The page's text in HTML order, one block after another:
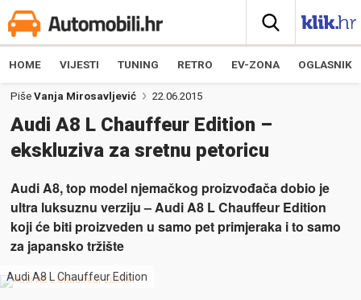
HOME VIJESTI TUNING RETRO EV-ZONA OGLASNIK
Piše Vanja Mirosavljević 22.06.2015
Audi A8 L Chauffeur Edition –
ekskluziva za sretnu petoricu
Audi A8, top model njemačkog proizvođača dobio je
ultra luksuznu verziju – Audi A8 L Chauffeur Edition
koji će biti proizveden u samo pet primjeraka i to samo
za japansko tržište
Audi A8 L Chauffeur Edition